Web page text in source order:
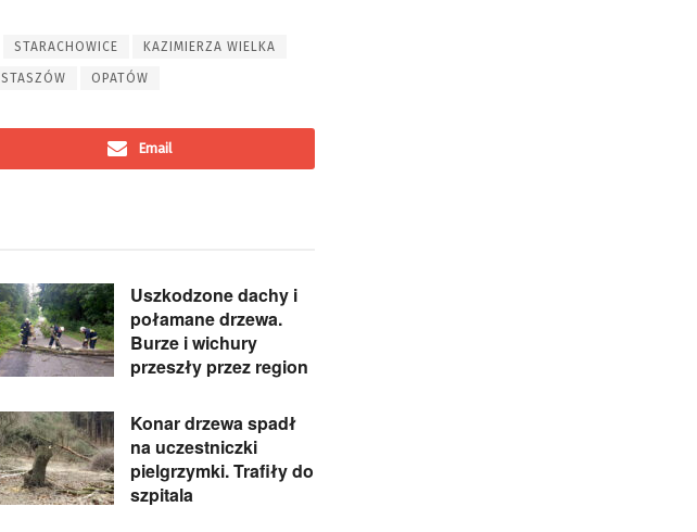
STARACHOWICE KAZIMIERZA WIELKA
STASZÓW OPATÓW
Email
Uszkodzone dachy i
połamane drzewa.
Burze i wichury
przeszły przez region
Konar drzewa spadł
na uczestniczki
pielgrzymki. Trafiły do
szpitala